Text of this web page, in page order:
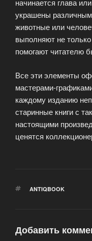
начинается глава
украшены
животные или
выполняют не
помогают читателю
Все эти элементы
мастерами-
каждому изданию
старинные книги с
настоящими
ценятся
МЕТКИ
ANTIQBOOK
Добавить